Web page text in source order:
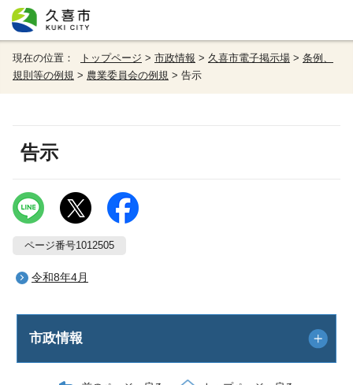
現在の位置： トップページ > 市政情報 > 久喜市電子掲示場 > 条例、
規則等の例規 > 農業委員会の例規 > 告示
告示
ページ番号1012505
令和8年4月
市政情報